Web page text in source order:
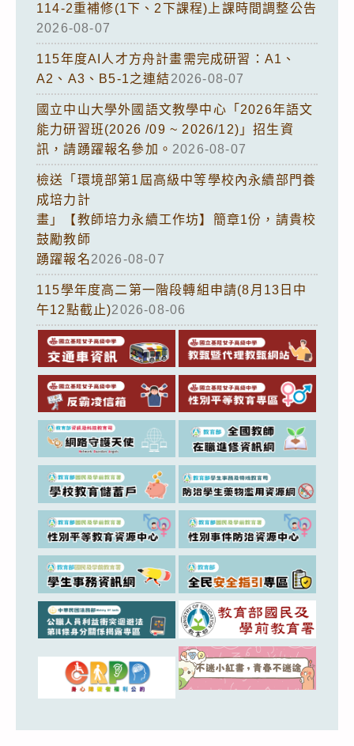
114-2重補修(1下、2下課程)上課時間調整公告
2026-08-07
115年度AI人才方舟計畫需完成研習：A1、
A2、A3、B5-1之連結2026-08-07
國立中山大學外國語文教學中心「2026年語文
能力研習班(2026 /09 ~ 2026/12)」招生資
訊，請踴躍報名參加。 2026-08-07
檢送「環境部第1屆高級中等學校內永續部門養
成培力計
畫」【教師培力永續工作坊】簡章1份，請貴校
鼓勵教師
踴躍報名2026-08-07
115學年度高二第一階段轉組申請(8月13日中
午12點截止)2026-08-06